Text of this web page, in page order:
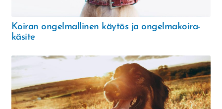
Koiran ongelmallinen käytös ja ongelmakoira-
käsite